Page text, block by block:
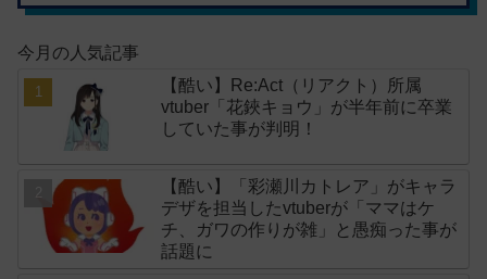
今月の人気記事
【酷い】Re:Act（リアクト）所属
vtuber「花鋏キョウ」が半年前に卒業
していた事が判明！
【酷い】「彩瀬川カトレア」がキャラ
デザを担当したvtuberが「ママはケ
チ、ガワの作りが雑」と愚痴った事が
話題に